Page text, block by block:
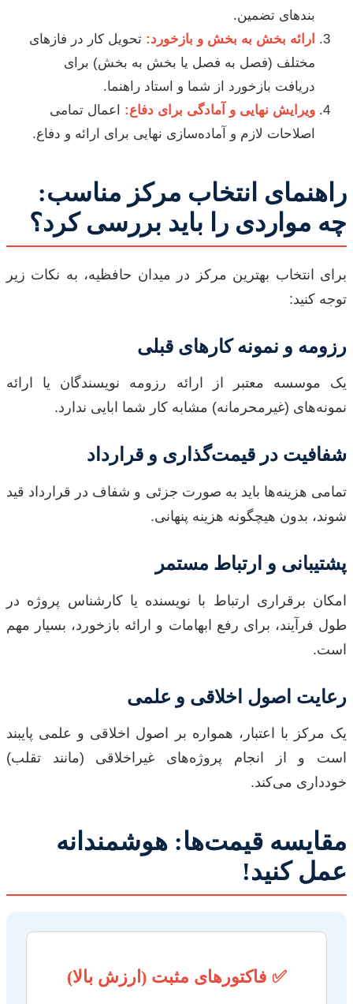
بندهای تضمین.
ارائه بخش به بخش و بازخورد: تحویل کار در فازهای
مختلف (فصل به فصل یا بخش به بخش) برای
دریافت بازخورد از شما و استاد راهنما.
ویرایش نهایی و آمادگی برای دفاع: اعمال تمامی
اصلاحات لازم و آماده‌سازی نهایی برای ارائه و دفاع.
راهنمای انتخاب مرکز مناسب:
چه مواردی را باید بررسی کرد؟
برای انتخاب بهترین مرکز در میدان حافظیه، به نکات زیر
توجه کنید:
رزومه و نمونه کارهای قبلی
یک موسسه معتبر از ارائه رزومه نویسندگان یا ارائه
نمونه‌های (غیرمحرمانه) مشابه کار شما ابایی ندارد.
شفافیت در قیمت‌گذاری و قرارداد
تمامی هزینه‌ها باید به صورت جزئی و شفاف در قرارداد قید
شوند، بدون هیچگونه هزینه پنهانی.
پشتیبانی و ارتباط مستمر
امکان برقراری ارتباط با نویسنده یا کارشناس پروژه در
طول فرآیند، برای رفع ابهامات و ارائه بازخورد، بسیار مهم
است.
رعایت اصول اخلاقی و علمی
یک مرکز با اعتبار، همواره بر اصول اخلاقی و علمی پایبند
است و از انجام پروژه‌های غیراخلاقی (مانند تقلب)
خودداری می‌کند.
مقایسه قیمت‌ها: هوشمندانه
عمل کنید!
✅ فاکتورهای مثبت (ارزش بالا)